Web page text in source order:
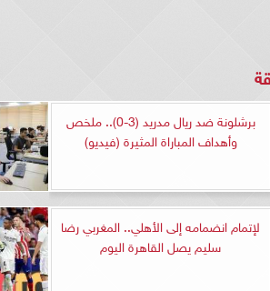
برشلونة ضد ريال مدريد (3-0).. ملخص
وأهداف المباراة المثيرة (فيديو)
لإتمام انضمامه إلى الأهلي.. المغربي رضا
سليم يصل القاهرة اليوم